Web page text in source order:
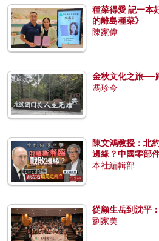
種菜得愛 記一本
的離島種菜》
陳家偉
金秋文化之旅──
馮珍今
陳文鴻教授：北
邊緣？中國零部
本社編輯部
從顧生岳到沈平
劉家美